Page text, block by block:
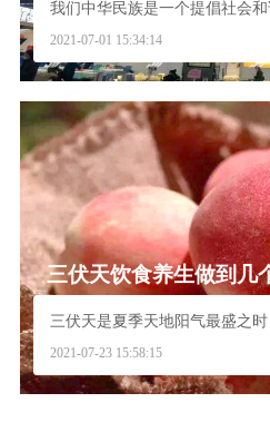
2021-07-01 15:34:14
三伏天饮食养生做到几
火安度“苦夏”
2021-07-23 15:58:15